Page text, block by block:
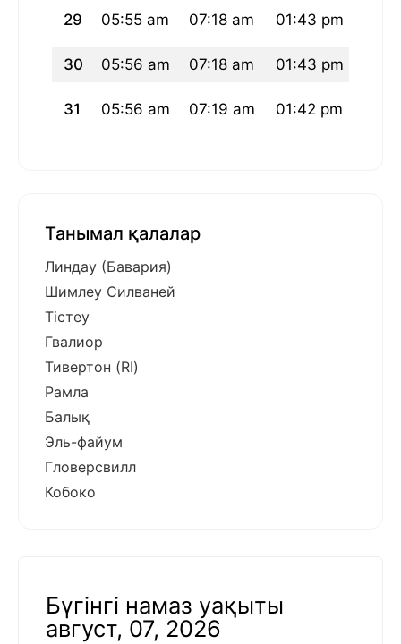
29 05:55 am 07:18 am 01:43 pm
30 05:56 am 07:18 am 01:43 pm
31 05:56 am 07:19 am 01:42 pm
Танымал қалалар
Линдау (Бавария)
Шимлеу Силваней
Тістеу
Гвалиор
Тивертон (RI)
Рамла
Балық
Эль-файум
Гловерсвилл
Кобоко
Бүгінгі намаз уақыты
август, 07, 2026